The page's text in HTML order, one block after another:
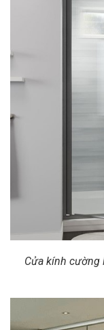
Cửa kính cường